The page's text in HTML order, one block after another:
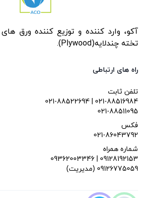
تخته چندلایه(Plywood).
راه های ارتباطی
تلفن ثابت
021-88522694 | 021-88516984
021-88511095
فکس
021-86043792
شماره همراه
09362003346 | 09128192153
(مدیریت) 09126775059